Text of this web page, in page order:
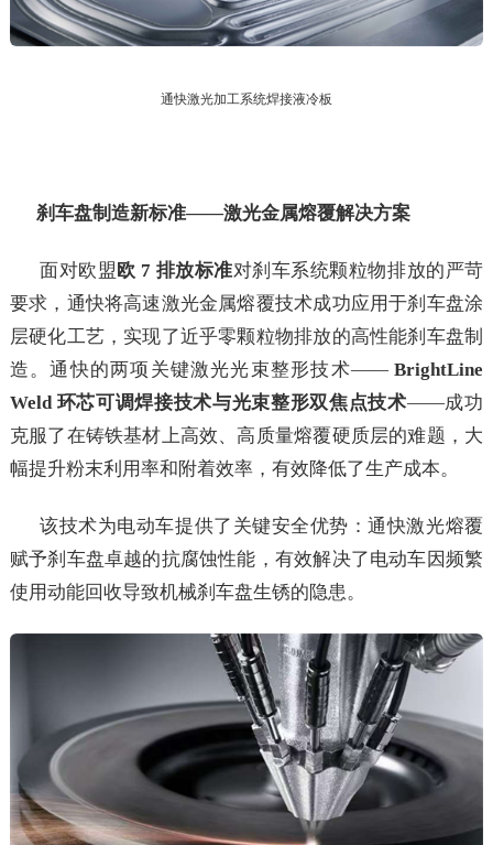
通快激光加工系统焊接液冷板
刹车盘制造新标准——激光金属熔覆解决方案
面对欧盟 欧 7 排放标准对刹车系统颗粒物排放的严苛
要求，通快将高速激光金属熔覆技术成功应用于刹车盘涂
层硬化工艺，实现了近乎零颗粒物排放的高性能刹车盘制
造。通快的两项关键激光光束整形技术——BrightLine
Weld 环芯可调焊接技术与光束整形双焦点技术——成功
克服了在铸铁基材上高效、高质量熔覆硬质层的难题，大
幅提升粉末利用率和附着效率，有效降低了生产成本。
该技术为电动车提供了关键安全优势：通快激光熔覆
赋予刹车盘卓越的抗腐蚀性能，有效解决了电动车因频繁
使用动能回收导致机械刹车盘生锈的隐患。